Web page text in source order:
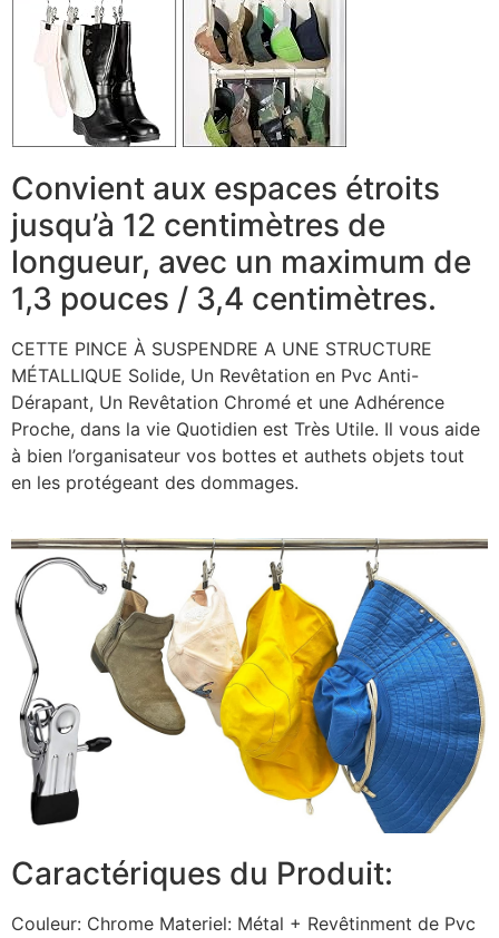
Convient aux espaces étroits
jusqu’à 12 centimètres de
longueur, avec un maximum de
1,3 pouces / 3,4 centimètres.
CETTE PINCE À SUSPENDRE A UNE STRUCTURE
MÉTALLIQUE Solide, Un Revêtation en Pvc Anti-
Dérapant, Un Revêtation Chromé et une Adhérence
Proche, dans la vie Quotidien est Très Utile. Il vous aide
à bien l’organisateur vos bottes et authets objets tout
en les protégeant des dommages.
Caractériques du Produit:
Couleur: Chrome Materiel: Métal + Revêtinment de Pvc